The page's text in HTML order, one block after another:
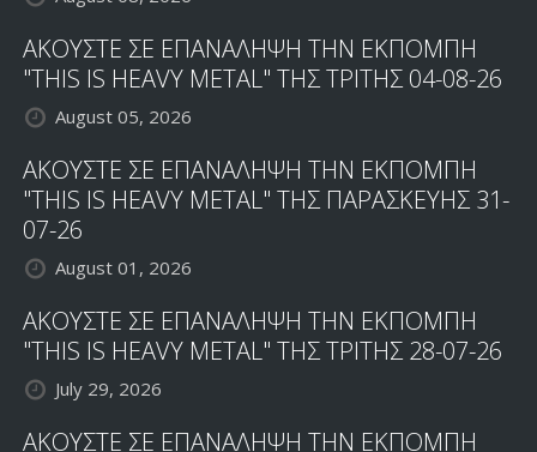
ΑΚΟΥΣΤΕ ΣΕ ΕΠΑΝΑΛΗΨΗ ΤΗΝ ΕΚΠΟΜΠΗ
"THIS IS HEAVY METAL" ΤΗΣ ΤΡΙΤΗΣ 04-08-26
August 05, 2026
ΑΚΟΥΣΤΕ ΣΕ ΕΠΑΝΑΛΗΨΗ ΤΗΝ ΕΚΠΟΜΠΗ
"THIS IS HEAVY METAL" ΤΗΣ ΠΑΡΑΣΚΕΥΗΣ 31-
07-26
August 01, 2026
ΑΚΟΥΣΤΕ ΣΕ ΕΠΑΝΑΛΗΨΗ ΤΗΝ ΕΚΠΟΜΠΗ
"THIS IS HEAVY METAL" ΤΗΣ ΤΡΙΤΗΣ 28-07-26
July 29, 2026
ΑΚΟΥΣΤΕ ΣΕ ΕΠΑΝΑΛΗΨΗ ΤΗΝ ΕΚΠΟΜΠΗ